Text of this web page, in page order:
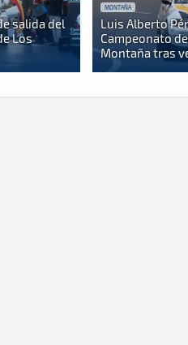
salida del
Los
MONTAÑA
Luis Alberto
Campeonato
Montaña tras